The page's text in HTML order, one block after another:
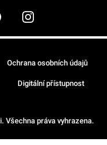
Všechna práva vyhrazena.
Ochrana osobních údajů
Digitální přístupnost